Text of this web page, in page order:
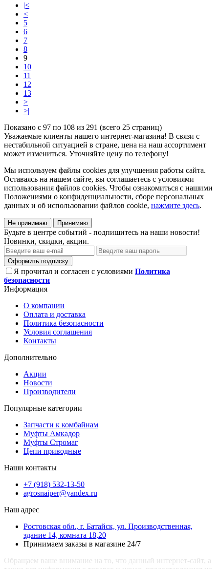
|<
<
5
6
7
8
9
10
11
12
13
>
>|
Показано с 97 по 108 из 291 (всего 25 страниц)
Уважаемые клиенты нашего интернет-магазина! В связи с
нестабильной ситуацией в стране, цена на наш ассортимент
может измениться. Уточняйте цену по телефону!
Мы используем файлы cookies для улучшения работы сайта.
Оставаясь на нашем сайте, вы соглашаетесь с условиями
использования файлов cookies. Чтобы ознакомиться с нашими
Положениями о конфиденциальности, сборе персональных
данных и об использовании файлов cookie, нажмите здесь.
Не принимаю Принимаю
Будьте в центре событий - подпишитесь на наши новости!
Новинки, скидки, акции.
Оформить подписку
Я прочитал и согласен с условиями Политика
безопасности
Информация
О компании
Оплата и доставка
Политика безопасности
Условия соглашения
Контакты
Дополнительно
Акции
Новости
Производители
Популярные категории
Запчасти к комбайнам
Муфты Амкадор
Муфты Стромаг
Цепи приводные
Наши контакты
+7 (918) 532-13-50
agrosnaiper@yandex.ru
Наш адрес
Ростовская обл., г. Батайск, ул. Производственная,
здание 14, комната 18,20
Принимаем заказы в магазине 24/7
Обращаем ваше внимание на то, что данный интернет-сайт, а